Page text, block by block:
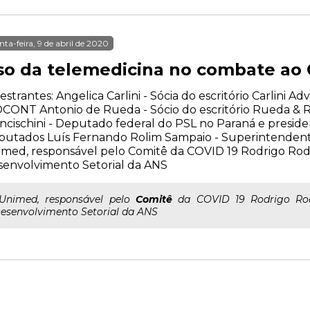
feira, 9 de abril de 2020
da telemedicina no combate ao
Angelica Carlini - Sócia do escritório Carlini
Antonio de Rueda - Sócio do escritório Rueda &
- Deputado federal do PSL no Paraná e
Luís Fernando Rolim Sampaio -
responsável pelo Comitê da COVID 19 Rodrigo
Setorial da ANS
responsável pelo Comitêda COVID 19 Rodrigo
Setorial da ANS